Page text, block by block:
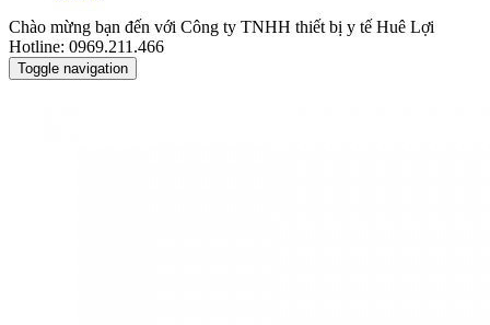
Chào mừng bạn đến với Công ty TNHH thiết bị y tế Huê Lợi
Hotline: 0969.211.466
Toggle navigation